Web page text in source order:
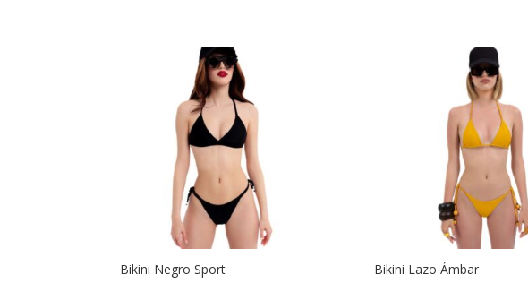
Bikini Negro Sport
Bikini Lazo Ámbar